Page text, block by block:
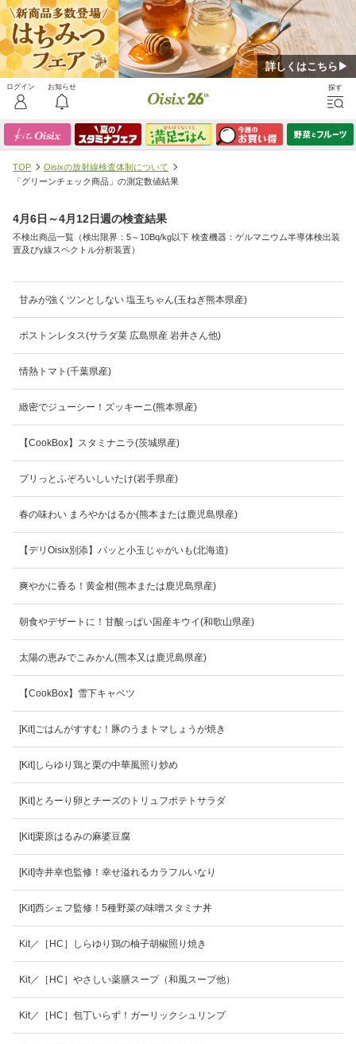
詳しくはこちら▶
TOP
Oisixの放射線検査体制について
「グリーンチェック商品」の測定数値結果
4月6日～4月12日週の検査結果
不検出商品一覧（検出限界：5～10Bq/kg以下 検査機器：ゲルマニウム半導体検出装
置及びγ線スペクトル分析装置）
甘みが強くツンとしない 塩玉ちゃん(玉ねぎ熊本県産)
ボストンレタス(サラダ菜 広島県産 岩井さん他)
情熱トマト(千葉県産)
緻密でジューシー！ズッキーニ(熊本県産)
【CookBox】スタミナニラ(茨城県産)
プリっとふぞろいしいたけ(岩手県産)
春の味わい まろやかはるか(熊本または鹿児島県産)
【デリOisix別添】パッと小玉じゃがいも(北海道)
爽やかに香る！黄金柑(熊本または鹿児島県産)
朝食やデザートに！甘酸っぱい国産キウイ(和歌山県産)
太陽の恵みでこみかん(熊本又は鹿児島県産)
【CookBox】雪下キャベツ
[Kit]ごはんがすすむ！豚のうまトマしょうが焼き
[Kit]しらゆり鶏と栗の中華風照り炒め
[Kit]とろーり卵とチーズのトリュフポテトサラダ
[Kit]栗原はるみの麻婆豆腐
[Kit]寺井幸也監修！幸せ溢れるカラフルいなり
[Kit]西シェフ監修！5種野菜の味噌スタミナ丼
Kit／［HC］しらゆり鶏の柚子胡椒照り焼き
Kit／［HC］やさしい薬膳スープ（和風スープ他）
Kit／［HC］包丁いらず！ガーリックシュリンプ